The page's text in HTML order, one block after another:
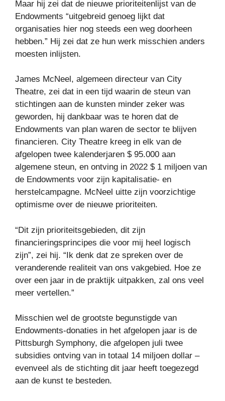
Maar hij zei dat de nieuwe prioriteitenlijst van de
Endowments “uitgebreid genoeg lijkt dat
organisaties hier nog steeds een weg doorheen
hebben.” Hij zei dat ze hun werk misschien anders
moesten inlijsten.
James McNeel, algemeen directeur van City
Theatre, zei dat in een tijd waarin de steun van
stichtingen aan de kunsten minder zeker was
geworden, hij dankbaar was te horen dat de
Endowments van plan waren de sector te blijven
financieren. City Theatre kreeg in elk van de
afgelopen twee kalenderjaren $ 95.000 aan
algemene steun, en ontving in 2022 $ 1 miljoen van
de Endowments voor zijn kapitalisatie- en
herstelcampagne. McNeel uitte zijn voorzichtige
optimisme over de nieuwe prioriteiten.
“Dit zijn prioriteitsgebieden, dit zijn
financieringsprincipes die voor mij heel logisch
zijn”, zei hij. “Ik denk dat ze spreken over de
veranderende realiteit van ons vakgebied. Hoe ze
over een jaar in de praktijk uitpakken, zal ons veel
meer vertellen.”
Misschien wel de grootste begunstigde van
Endowments-donaties in het afgelopen jaar is de
Pittsburgh Symphony, die afgelopen juli twee
subsidies ontving van in totaal 14 miljoen dollar –
evenveel als de stichting dit jaar heeft toegezegd
aan de kunst te besteden.